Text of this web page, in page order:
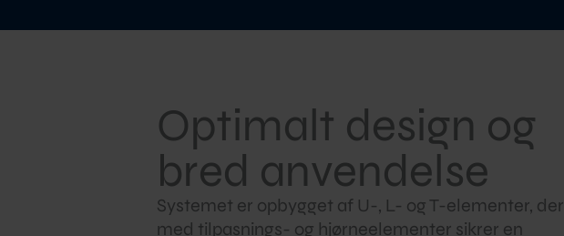
Optimalt design og
bred anvendelse
Systemet er opbygget af U-, L- og T-elementer, der
med tilpasnings- og hjørneelementer sikrer en